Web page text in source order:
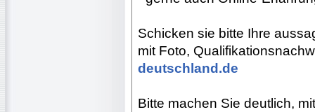
Schicken sie bitte Ihre
mit Foto,
deutschland.de
Bitte machen Sie deutlich,